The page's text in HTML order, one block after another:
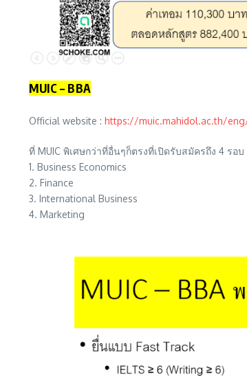
MUIC – BBA
Official website : https://muic.mahidol.ac.th/
ที่ MUIC พิเศษกว่าที่อื่นๆก็ตรงที่เปิดรับสมัครถึง 4 ร
1. Business Economics
2. Finance
3. International Business
4. Marketing